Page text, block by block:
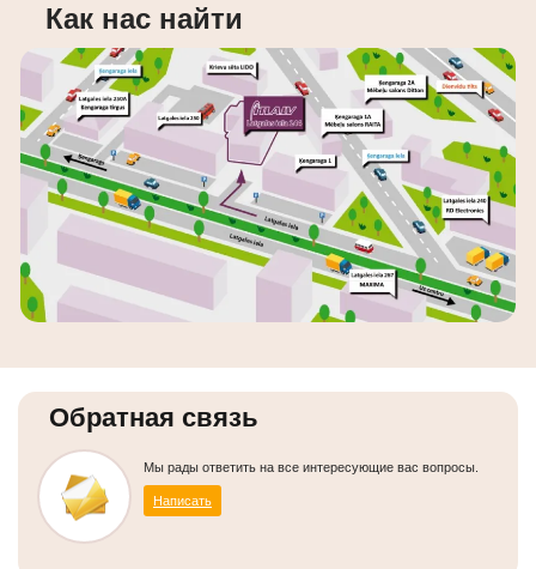
Как нас найти
Обратная связь
Мы рады ответить на все интересующие вас вопросы.
Написать